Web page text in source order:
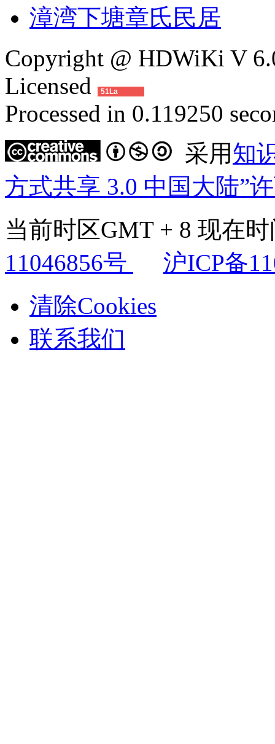
漳湾下塘章氏民居
Copyright @ HDWiKi V
Licensed
51La
Processed in 0.119250
采用知
方式共享 3.0 中国大陆”
当前时区GMT + 8 现在
11046856号
沪ICP备
清除Cookies
联系我们